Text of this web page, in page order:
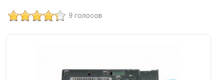
9 голосов